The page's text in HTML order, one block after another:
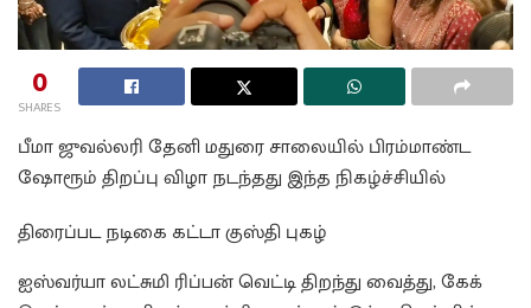
0
SHARES
பீமா ஜுவல்லரி தேனி மதுரை சாலையில் பிரம்மாண்ட
ஷோரூம் திறப்பு விழா நடந்தது இந்த நிகழ்ச்சியில்
திரைப்பட நடிகை கட்டா குஸ்தி புகழ்
ஐஸ்வர்யா லட்சுமி ரிப்பன் வெட்டி திறந்து வைத்து, கேக்